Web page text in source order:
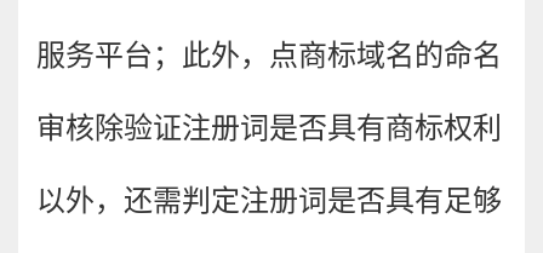
服务平台；此外，点商标域名的命名
审核除验证注册词是否具有商标权利
以外，还需判定注册词是否具有足够